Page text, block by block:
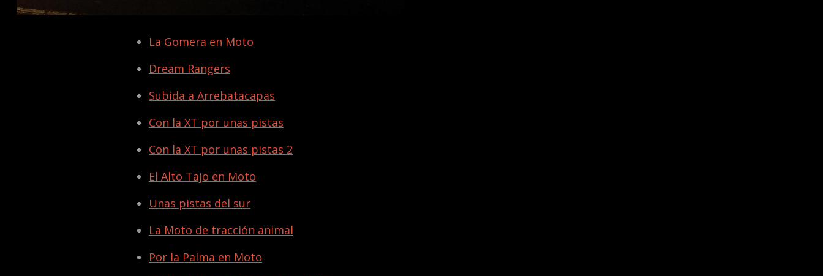
La Gomera en Moto
Dream Rangers
Subida a Arrebatacapas
Con la XT por unas pistas
Con la XT por unas pistas 2
El Alto Tajo en Moto
Unas pistas del sur
La Moto de tracción animal
Por la Palma en Moto